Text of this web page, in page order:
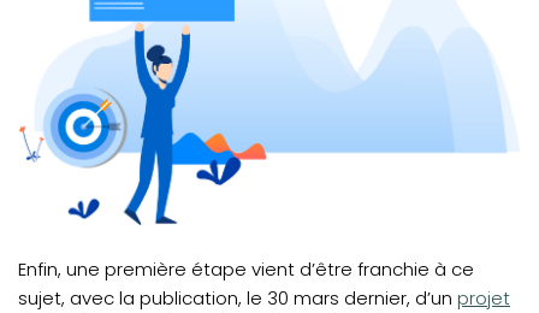
Enfin, une première étape vient d’être franchie à ce
sujet, avec la publication, le 30 mars dernier, d’un (opens
projet